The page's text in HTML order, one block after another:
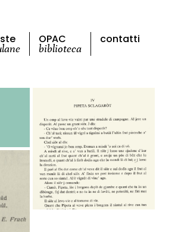
OPAC
biblioteca
contatti